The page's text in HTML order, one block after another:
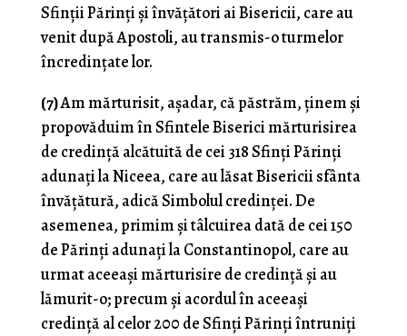
Sfinții Părinți și învățători ai Bisericii, care au
venit după Apostoli, au transmis-o turmelor
încredințate lor.
(7)Am mărturisit, așadar, că păstrăm, ținem și
propovăduim în Sfintele Biserici mărturisirea
de credință alcătuită de cei 318 Sfinți Părinți
adunați la Niceea, care au lăsat Bisericii sfânta
învățătură, adică Simbolul credinței. De
asemenea, primim și tâlcuirea dată de cei 150
de Părinți adunați la Constantinopol, care au
urmat aceeași mărturisire de credință și au
lămurit-o; precum și acordul în aceeași
credință al celor 200 de Sfinți Părinți întruniți